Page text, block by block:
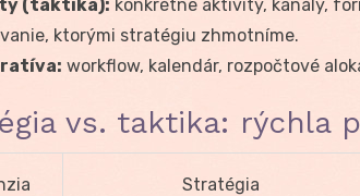
(taktika): konkrétne aktivity, kanály,
ktorými stratégiu zhmotníme.
workflow, kalendár, rozpočtové
vs. taktika: rýchla
Stratégia